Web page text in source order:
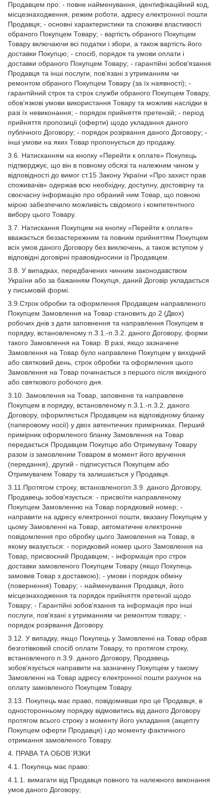
Продавцем про: - повне найменування, ідентифікаційний код,
місцезнаходження, режим роботи, адресу електронної пошти
Продавця; - основні характеристики та споживчі властивості
обраного Покупцем Товару; - вартість обраного Покупцем
Товару включаючи всі податки і збори, а також вартість його
доставки Покупцю; - спосіб, порядок та умови оплати і
доставки обраного Покупцем Товару; - гарантійні зобов’язання
Продавця та інші послуги, пов’язані з утриманням чи
ремонтом обраного Покупцем Товару (за їх наявності); -
гарантійний строк та строк служби обраного Покупцем Товару,
обов’язкові умови використання Товару та можливі наслідки в
разі їх невиконання; - порядок прийняття претензій; - період
прийняття пропозиції (оферти) щодо укладання даного
публічного Договору; - порядок розірвання даного Договору; -
інші умови на яких Товар пропонується до продажу.
3.6. Натисканням на кнопку «Перейти к оплате» Покупець
підтверджує, що він в повному обсязі та належним чином у
відповідності до вимог ст.15 Закону України «Про захист прав
споживачів» одержав всю необхідну, доступну, достовірну та
своєчасну інформацію про обраний ним Товар, що повною
мірою забезпечило можливість свідомого і компетентного
вибору цього Товару.
3.7. Натискання Покупцем на кнопку «Перейти к оплате»
вважається беззастережним та повним прийняттям Покупцем
всіх умов даного Договору без виключень, а також вступом у
відповідні договірні правовідносини із Продавцем.
3.8. У випадках, передбачених чинним законодавством
України або за бажанням Покупця, даний Договір укладається
у письмовій формі.
3.9.Строк обробки та оформлення Продавцем направленого
Покупцем Замовлення на Товар становить до 2 (Двох)
робочих днів з дати заповнення та направлення Покупцем в
порядку, встановленому п.3.1.-п.3.2. даного Договору, форми
такого Замовлення на Товар. В разі, якщо зазначене
Замовлення на Товар було направлене Покупцем у вихідний
або святковий день, строк обробки та оформлення цього
Замовлення на Товар починається з першого після вихідного
або святкового робочого дня.
3.10. Замовлення на Товар, заповнене та направлене
Покупцем в порядку, встановленому п.3.1.-п.3.2. даного
Договору, оформляється Продавцем на відповідному бланку
(паперовому носії) у двох автентичних примірниках. Перший
примірник оформленого бланку Замовлення на Товар
передається Продавцем Покупцю або Отримувачу Товару
разом із замовленим Товаром в момент його вручення
(передання), другий - підписується Покупцем або
Отримувачем Товару та залишається у Продавця.
3.11.Протягом строку, встановленогоп.3.9. даного Договору,
Продавець зобов’язується: - присвоїти направленому
Покупцем Замовленню на Товар порядковий номер; -
направити на адресу електронної пошти, вказану Покупцем у
цьому Замовленні на Товар, автоматичне електронне
повідомлення про обробку цього Замовлення на Товар, в
якому вказується: - порядковий номер цього Замовлення на
Товар, присвоєний Продавцем; - інформація про строк
доставки замовленого Покупцем Товару (якщо Покупець
замовив Товар з доставкою); - умови і порядок обміну
(повернення) Товару; - найменування Продавця, його
місцезнаходження та порядок прийняття претензії щодо
Товару; - Гарантійні зобов’язання та інформація про інші
послуги, пов’язані з утриманням чи ремонтом товару; -
порядок розірвання Договору.
3.12. У випадку, якщо Покупець у Замовленні на Товар обрав
безготівковий спосіб оплати Товару, то протягом строку,
встановленого п.3.9. даного Договору, Продавець
зобов’язується направити на зазначену Покупцем у такому
Замовленні на Товар адресу електронної пошти рахунок на
оплату замовленого Покупцем Товару.
3.13. Покупець має право, повідомивши про це Продавця, в
односторонньому порядку відмовитись від даного Договору
протягом всього строку з моменту його укладання (акцепту
Покупцем оферти Продавця) і до моменту фактичного
отримання замовленого Товару.
4. ПРАВА ТА ОБОВ`ЯЗКИ
4.1. Покупець має право:
4.1.1. вимагати від Продавця повного та належного виконання
умов даного Договору;